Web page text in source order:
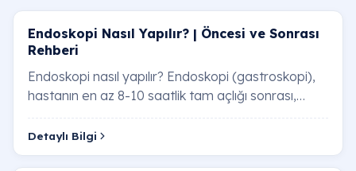
Ankara endoskopi fiyatları ne kadar?
Endoskopi ücretleri; işlemin tanısal mı yoksa
amaçlı mı (polip alımı vb.) olduğuna, anestezi
Endoskopi Nasıl Yapılır? | Öncesi ve Sonrası
Rehberi
Endoskopi nasıl yapılır? Endoskopi (gastroskopi),
hastanın en az 8-10 saatlik tam açlığı sonrası,
boğazın uyuşturulması veya hafif se…
Detaylı Bilgi